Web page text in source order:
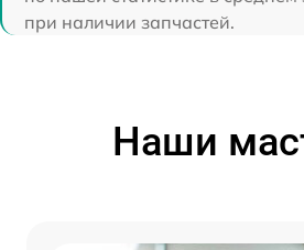
при наличии запчастей.
Наши